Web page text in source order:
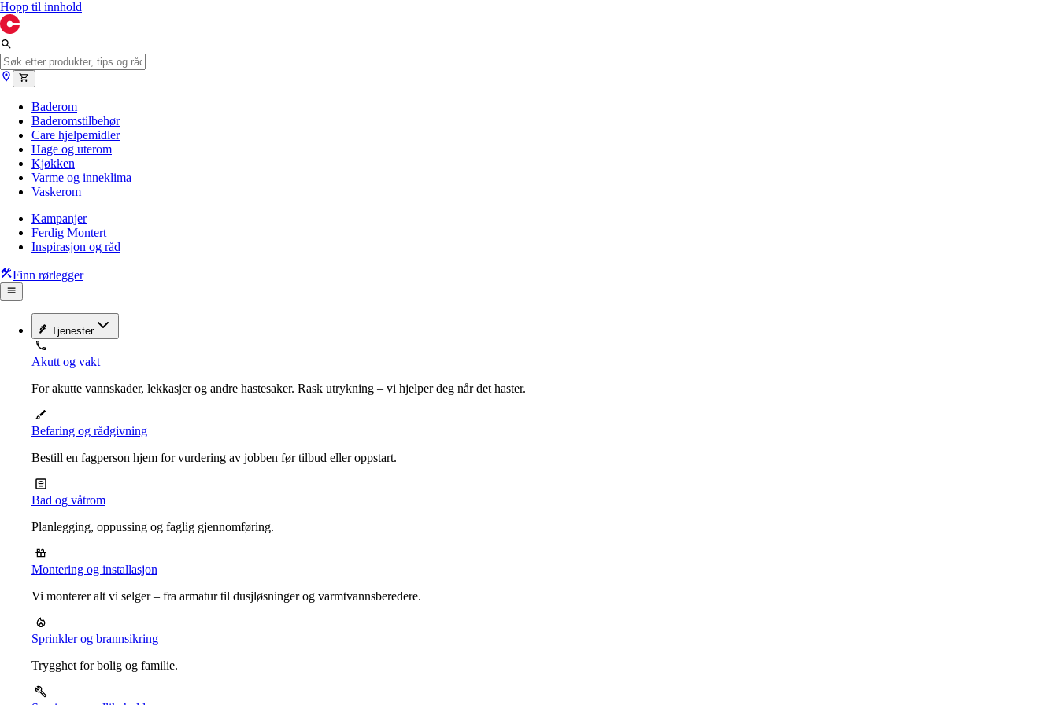
Hopp til innhold
Baderom
Baderomstilbehør
Care hjelpemidler
Hage og uterom
Kjøkken
Varme og inneklima
Vaskerom
Kampanjer
Ferdig Montert
Inspirasjon og råd
Finn rørlegger
Tjenester
Akutt og vakt
For akutte vannskader, lekkasjer og andre hastesaker. Rask utrykning – vi hjelper deg når det haster.
Befaring og rådgivning
Bestill en fagperson hjem for vurdering av jobben før tilbud eller oppstart.
Bad og våtrom
Planlegging, oppussing og faglig gjennomføring.
Montering og installasjon
Vi monterer alt vi selger – fra armatur til dusjløsninger og varmtvannsberedere.
Sprinkler og brannsikring
Trygghet for bolig og familie.